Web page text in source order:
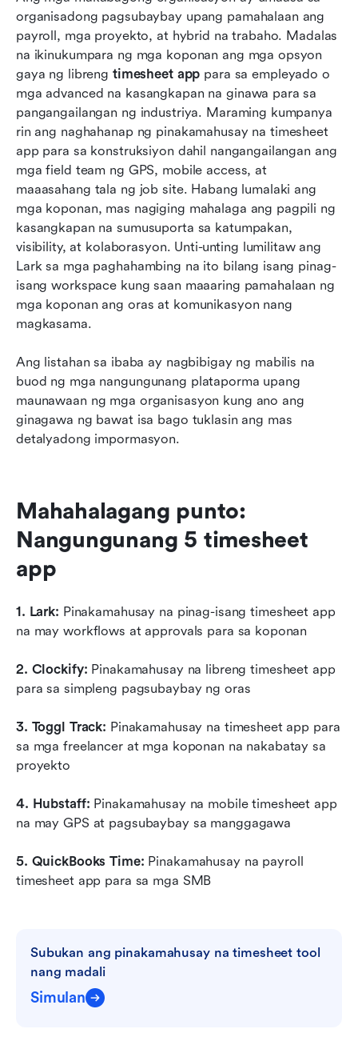
organisadong pagsubaybay upang pamahalaan ang
payroll, mga proyekto, at hybrid na trabaho. Madalas
na ikinukumpara ng mga koponan ang mga opsyon
gaya ng libreng timesheet app para sa empleyado o
mga advanced na kasangkapan na ginawa para sa
pangangailangan ng industriya. Maraming kumpanya
rin ang naghahanap ng pinakamahusay na timesheet
app para sa konstruksiyon dahil nangangailangan ang
mga field team ng GPS, mobile access, at
maaasahang tala ng job site. Habang lumalaki ang
mga koponan, mas nagiging mahalaga ang pagpili ng
kasangkapan na sumusuporta sa katumpakan,
visibility, at kolaborasyon. Unti-unting lumilitaw ang
Lark sa mga paghahambing na ito bilang isang pinag-
isang workspace kung saan maaaring pamahalaan ng
mga koponan ang oras at komunikasyon nang
magkasama.
Ang listahan sa ibaba ay nagbibigay ng mabilis na
buod ng mga nangungunang plataporma upang
maunawaan ng mga organisasyon kung ano ang
ginagawa ng bawat isa bago tuklasin ang mas
detalyadong impormasyon.
Mahahalagang punto:
Nangungunang 5 timesheet
app
1. Lark: Pinakamahusay na pinag-isang timesheet app
na may workflows at approvals para sa koponan
2. Clockify: Pinakamahusay na libreng timesheet app
para sa simpleng pagsubaybay ng oras
3. Toggl Track: Pinakamahusay na timesheet app para
sa mga freelancer at mga koponan na nakabatay sa
proyekto
4. Hubstaff: Pinakamahusay na mobile timesheet app
na may GPS at pagsubaybay sa manggagawa
5. QuickBooks Time: Pinakamahusay na payroll
timesheet app para sa mga SMB
Subukan ang pinakamahusay na timesheet tool
nang madali
Simulan
15 pinakamahusay na timesheet apps para sa
mga empleyado at mga koponan
Paano pumili ng tamang timesheet app para sa
iyong negosyo
Bakit kailangan ng mga koponan ng timesheet
apps ngayon
Konklusyon
Mga Madalas Itanong
Kaugnay na pagbabasa